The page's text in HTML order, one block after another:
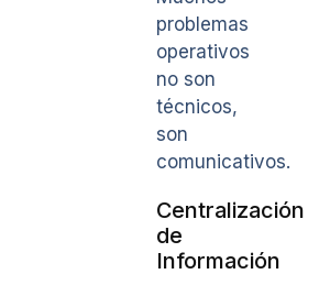
problemas
operativos
no son
técnicos,
son
comunicativos.
Centralización
de
Información